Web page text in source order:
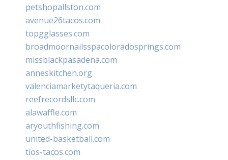
petshopallston.com
avenue26tacos.com
topgglasses.com
broadmoornailsspacoloradosprings.com
missblackpasadena.com
anneskitchen.org
valenciamarketytaqueria.com
reefrecordsllc.com
alawaffle.com
aryouthfishing.com
united-basketball.com
tios-tacos.com